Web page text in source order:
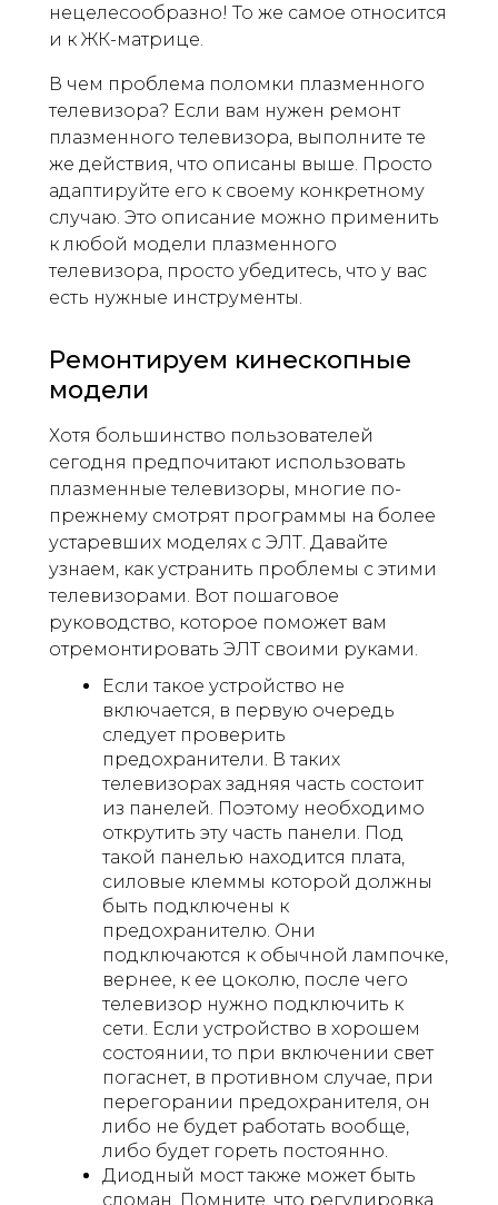
нецелесообразно! То же самое относится
и к ЖК-матрице.
В чем проблема поломки плазменного
телевизора? Если вам нужен ремонт
плазменного телевизора, выполните те
же действия, что описаны выше. Просто
адаптируйте его к своему конкретному
случаю. Это описание можно применить
к любой модели плазменного
телевизора, просто убедитесь, что у вас
есть нужные инструменты.
Ремонтируем кинескопные
модели
Хотя большинство пользователей
сегодня предпочитают использовать
плазменные телевизоры, многие по-
прежнему смотрят программы на более
устаревших моделях с ЭЛТ. Давайте
узнаем, как устранить проблемы с этими
телевизорами. Вот пошаговое
руководство, которое поможет вам
отремонтировать ЭЛТ своими руками.
Если такое устройство не
включается, в первую очередь
следует проверить
предохранители. В таких
телевизорах задняя часть состоит
из панелей. Поэтому необходимо
открутить эту часть панели. Под
такой панелью находится плата,
силовые клеммы которой должны
быть подключены к
предохранителю. Они
подключаются к обычной лампочке,
вернее, к ее цоколю, после чего
телевизор нужно подключить к
сети. Если устройство в хорошем
состоянии, то при включении свет
погаснет, в противном случае, при
перегорании предохранителя, он
либо не будет работать вообще,
либо будет гореть постоянно.
Диодный мост также может быть
сломан. Помните, что регулировка